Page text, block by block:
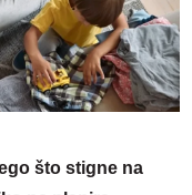
što stigne na